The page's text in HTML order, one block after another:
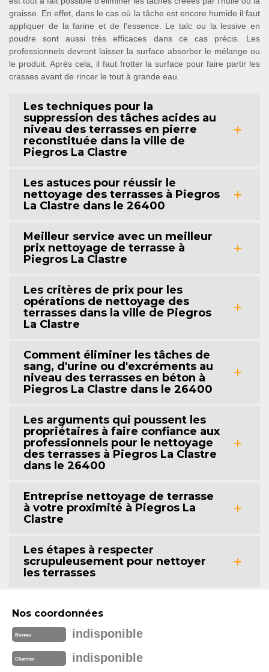
graisse. En effet, dans le cas où la tâche est encore humide il faut
appliquer de la farine et de l'essence. Le talc ou la lessive en
poudre sont aussi très efficaces dans ce cas précis. Les
professionnels devront laisser la surface absorber le mélange ou
le produit. Après cela, il faut frotter la surface pour faire partir les
crasses avant de rincer le tout à grande eau.
Les techniques pour la
suppression des tâches acides au
niveau des terrasses en pierre
reconstituée dans la ville de
Piegros La Clastre
Les astuces pour réussir le
nettoyage des terrasses à Piegros
La Clastre dans le 26400
Meilleur service avec un meilleur
prix nettoyage de terrasse à
Piegros La Clastre
Les critères de prix pour les
opérations de nettoyage des
terrasses dans la ville de Piegros
La Clastre
Comment éliminer les tâches de
sang, d'urine ou d'excréments au
niveau des terrasses en béton à
Piegros La Clastre dans le 26400
Les arguments qui poussent les
propriétaires à faire confiance aux
professionnels pour le nettoyage
des terrasses à Piegros La Clastre
dans le 26400
Entreprise nettoyage de terrasse
à votre proximité à Piegros La
Clastre
Les étapes à respecter
scrupuleusement pour nettoyer
les terrasses
Nos coordonnées
Bureau indisponible
Chantier indisponible